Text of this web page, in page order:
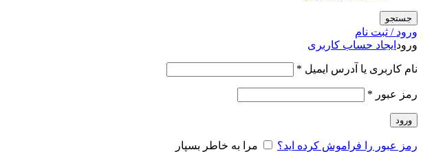
جستجو
ورود / ثبت نام
ورود ایجاد حساب کاربری
نام کاربری یا آدرس ایمیل *
رمز عبور *
ورود
رمز عبور را فراموش کرده اید؟
مرا به خاطر بسپار